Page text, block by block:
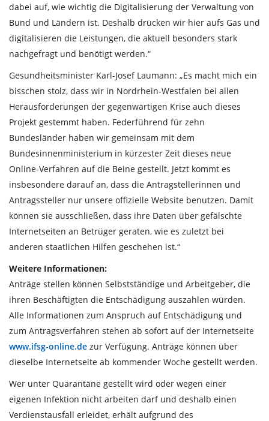
dabei auf, wie wichtig die Digitalisierung der Verwaltung von
Bund und Ländern ist. Deshalb drücken wir hier aufs Gas und
digitalisieren die Leistungen, die aktuell besonders stark
nachgefragt und benötigt werden.“
Gesundheitsminister Karl-Josef Laumann: „Es macht mich ein
bisschen stolz, dass wir in Nordrhein-Westfalen bei allen
Herausforderungen der gegenwärtigen Krise auch dieses
Projekt gestemmt haben. Federführend für zehn
Bundesländer haben wir gemeinsam mit dem
Bundesinnenministerium in kürzester Zeit dieses neue
Online-Verfahren auf die Beine gestellt. Jetzt kommt es
insbesondere darauf an, dass die Antragstellerinnen und
Antragssteller nur unsere offizielle Website benutzen. Damit
können sie ausschließen, dass ihre Daten über gefälschte
Internetseiten an Betrüger geraten, wie es zuletzt bei
anderen staatlichen Hilfen geschehen ist.“
Weitere Informationen:
Anträge stellen können Selbstständige und Arbeitgeber, die
ihren Beschäftigten die Entschädigung auszahlen würden.
Alle Informationen zum Anspruch auf Entschädigung und
zum Antragsverfahren stehen ab sofort auf der Internetseite
www.ifsg-online.de zur Verfügung. Anträge können über
dieselbe Internetseite ab kommender Woche gestellt werden.
Wer unter Quarantäne gestellt wird oder wegen einer
eigenen Infektion nicht arbeiten darf und deshalb einen
Verdienstausfall erleidet, erhält aufgrund des